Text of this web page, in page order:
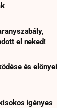
el neked!
és előnyei
igényes